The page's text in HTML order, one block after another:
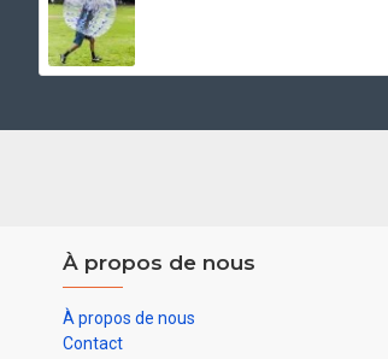
À propos de nous
À propos de nous
Contact